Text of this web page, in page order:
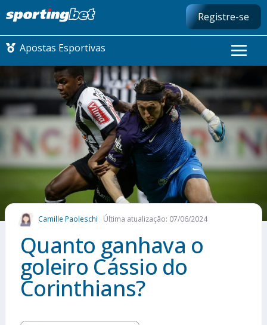
Registre-se
Apostas Esportivas
CONMEBOL LIBERTADORES
FUTEBOL NACIONAL
FUTEBOL INTERNACIONAL
COMO APOSTAR
MAIS ESPORTES
Camille Paoleschi Última atualização: 07/06/2024
Quanto ganhava o
goleiro Cássio do
Corinthians?